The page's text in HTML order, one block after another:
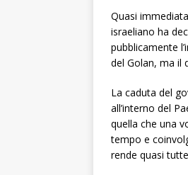
Quasi
israeliano ha
pubblicamente
del Golan, ma il
La caduta del
all’interno del
quella che una
tempo e
rende quasi